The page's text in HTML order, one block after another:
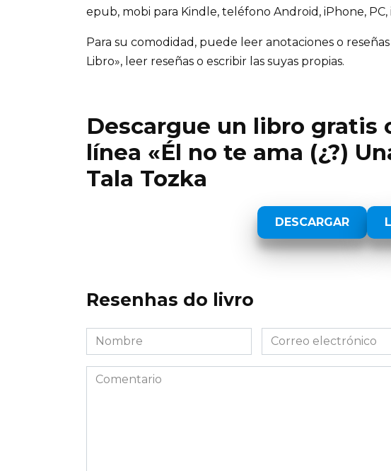
epub, mobi para Kindle, teléfono Android, iPhone, PC,
Para su comodidad, puede leer anotaciones o
Libro», leer reseñas o escribir las suyas propias.
Descargue un libro gratis
línea «Él no te ama (¿?)
Tala Tozka
DESCARGAR
Resenhas do livro
Nombre
*
Correo
electrónico
*
Comentario